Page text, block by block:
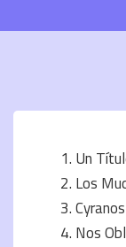
Un
Los
Cyranos
Nos